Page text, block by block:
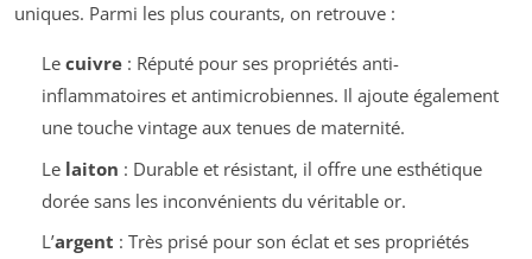
uniques. Parmi les plus courants, on retrouve :
Le cuivre: Réputé pour ses propriétés anti-
inflammatoires et antimicrobiennes. Il ajoute également
une touche vintage aux tenues de maternité.
Le laiton : Durable et résistant, il offre une esthétique
dorée sans les inconvénients du véritable or.
L’argent : Très prisé pour son éclat et ses propriétés